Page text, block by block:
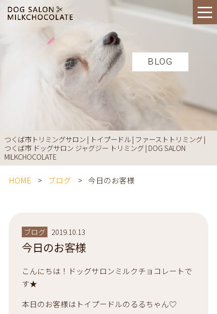
BLOG
つくば市トリミングサロン | トイプードル | ファーストトリミング |
つくば市 ドッグサロン ジャグジー トリミング | DOG SALON
MILKCHOCOLATE
HOME ブログ 今日のお客様
ブログ 2019.10.13
今日のお客様
こんにちは！ドッグサロンミルクチョコレートで
す★
本日のお客様はトイプードルのるるちゃん♡